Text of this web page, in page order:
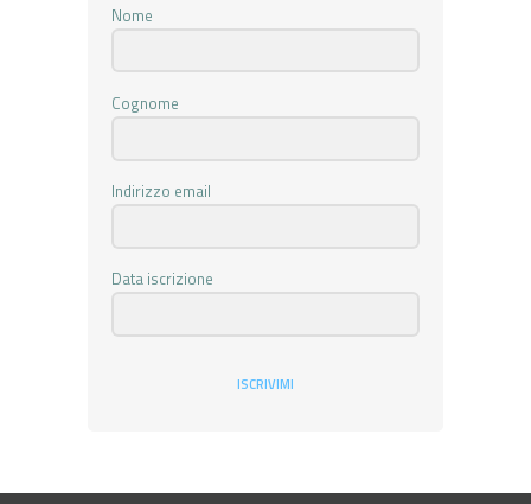
Nome
Cognome
Indirizzo email
Data iscrizione
ISCRIVIMI